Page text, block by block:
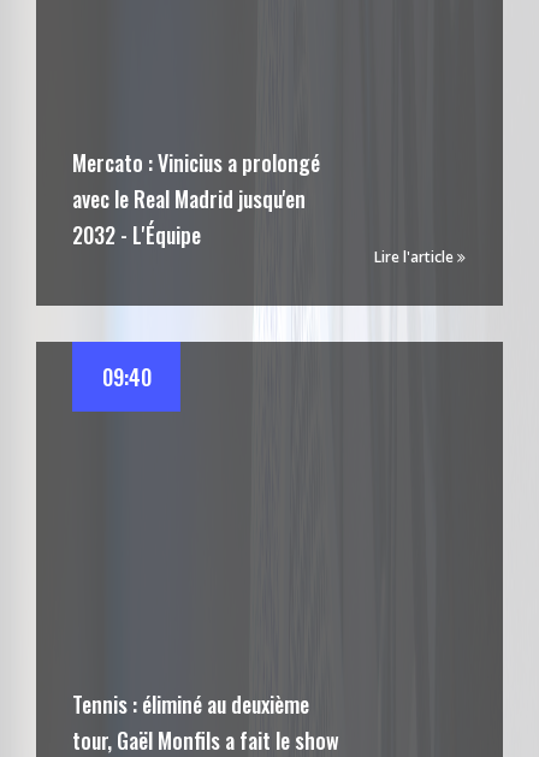
Mercato : Vinicius a prolongé
avec le Real Madrid jusqu'en
2032 - L'Équipe
Lire l'article
Tennis : éliminé au deuxième
tour, Gaël Monfils a fait le show
09:40